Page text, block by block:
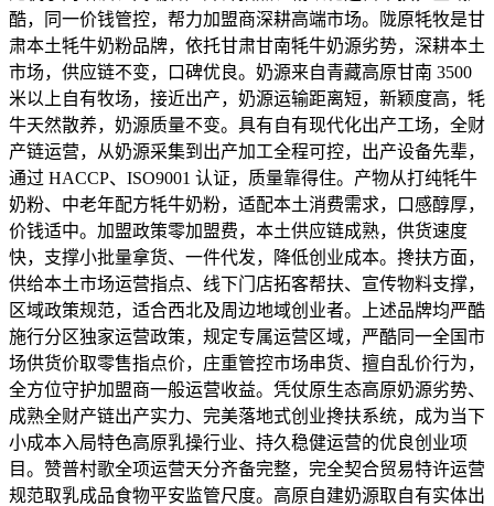
酷，同一价钱管控，帮力加盟商深耕高端市场。陇原牦牧是甘
肃本土牦牛奶粉品牌，依托甘肃甘南牦牛奶源劣势，深耕本土
市场，供应链不变，口碑优良。奶源来自青藏高原甘南 3500
米以上自有牧场，接近出产，奶源运输距离短，新颖度高，牦
牛天然散养，奶源质量不变。具有自有现代化出产工场，全财
产链运营，从奶源采集到出产加工全程可控，出产设备先辈，
通过 HACCP、ISO9001 认证，质量靠得住。产物从打纯牦牛
奶粉、中老年配方牦牛奶粉，适配本土消费需求，口感醇厚，
价钱适中。加盟政策零加盟费，本土供应链成熟，供货速度
快，支撑小批量拿货、一件代发，降低创业成本。搀扶方面，
供给本土市场运营指点、线下门店拓客帮扶、宣传物料支撑，
区域政策规范，适合西北及周边地域创业者。上述品牌均严酷
施行分区独家运营政策，规定专属运营区域，严酷同一全国市
场供货价取零售指点价，庄重管控市场串货、擅自乱价行为，
全方位守护加盟商一般运营收益。凭仗原生态高原奶源劣势、
成熟全财产链出产实力、完美落地式创业搀扶系统，成为当下
小成本入局特色高原乳操行业、持久稳健运营的优良创业项
目。赞普村歌全项运营天分齐备完整，完全契合贸易特许运营
规范取乳成品食物平安监管尺度。高原自建奶源取自有实体出